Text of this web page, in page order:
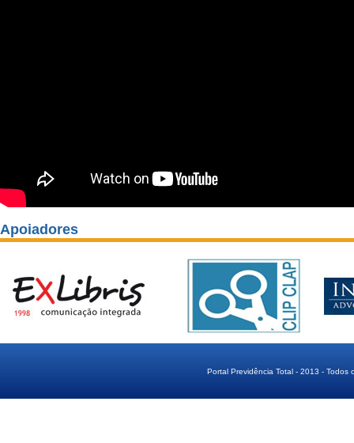
Apoiadores
Portal Previdência Total - 2013 - Todos